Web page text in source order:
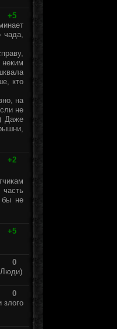
+5
чада,
кто
на
не
Даже
+2
бы не
+5
0
Люди)
0
злого